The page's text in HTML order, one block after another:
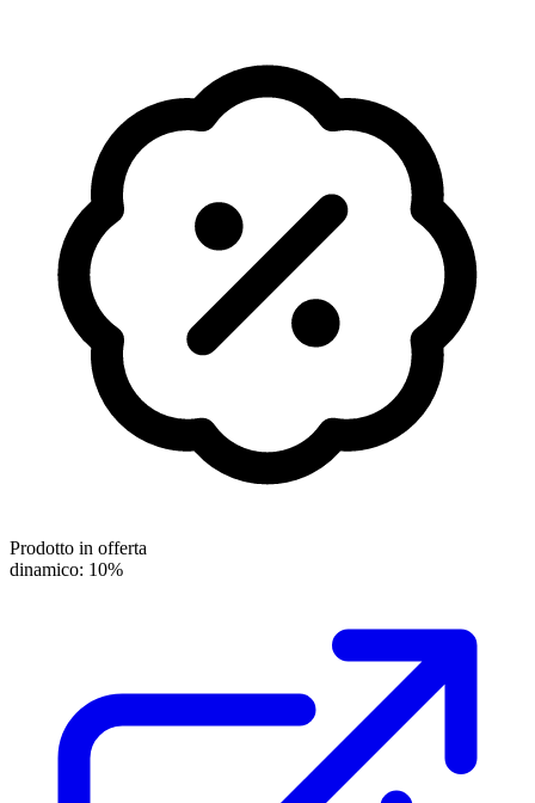
Prodotto in offerta
dinamico: 10%